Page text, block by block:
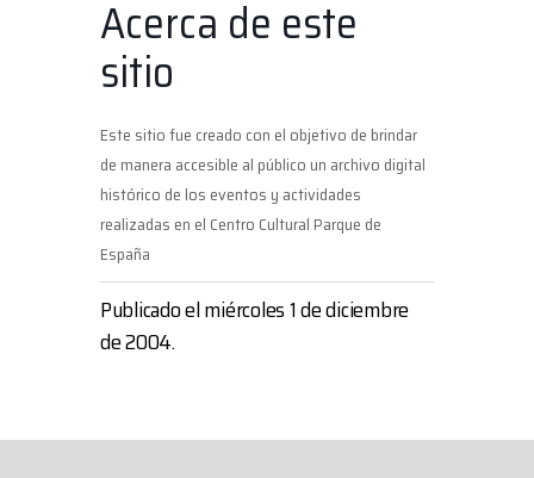
Acerca de este
sitio
Este sitio fue creado con el objetivo de brindar
de manera accesible al público un archivo digital
histórico de los eventos y actividades
realizadas en el Centro Cultural Parque de
España
Publicado el miércoles 1 de diciembre
de 2004.